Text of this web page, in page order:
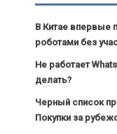
В Китае впервые
роботами без
Не работает
делать?
Черный список
Покупки за